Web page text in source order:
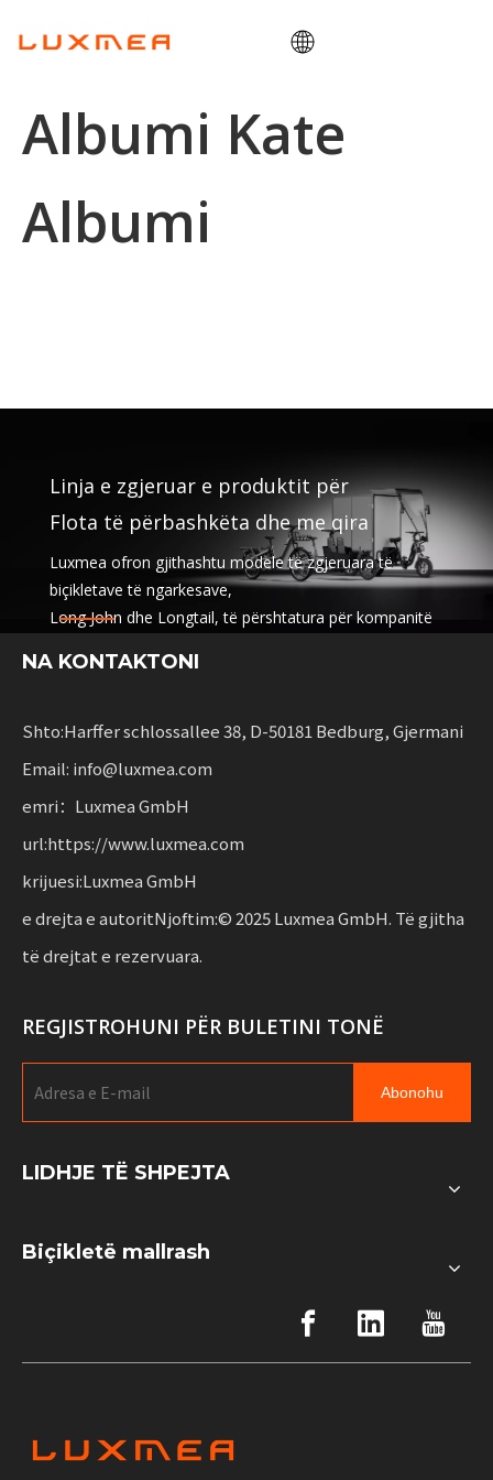
Shtëpi
Kompania
Shërbimet
Albumi Kate
Albumi
Linja e zgjeruar e produktit për
Flota të përbashkëta dhe me qira
Luxmea ofron gjithashtu modele të zgjeruara të
biçikletave të ngarkesave,
Long John dhe Longtail, të përshtatura për kompanitë
ndarjen e shërbimeve dhe flotës me qira. Këto zgjidhje
me fleksibilitet për bizneset që shkallëzojnë
NA KONTAKTONI
Shto:Harffer schlossallee 38, D-50181 Bedburg, Gjermani
Email: info@luxmea.com
emri：Luxmea GmbH
url:https://www.luxmea.com
krijuesi:Luxmea GmbH
e drejta e autoritNjoftim:© 2025 Luxmea GmbH. Të gjitha
të drejtat e rezervuara.
REGJISTROHUNI PËR BULETINI TONË
Abonohu
LIDHJE TË SHPEJTA
Biçikletë mallrash